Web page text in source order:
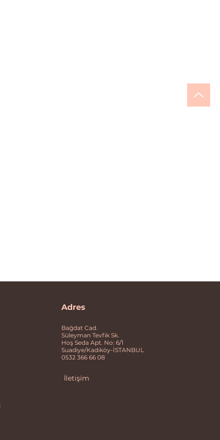
Adres
Bağdat Cad.
Süleyman Tevfik Sk.
Hoş Seda Apt. No: 6/1
Suadiye/Kadıköy-İSTANBUL
0532 366 66 08
İletişim